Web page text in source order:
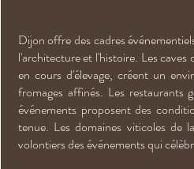
Dijon offre des cadres
l'architecture et l'histoire. Les
en cours d'élevage, créent un
fromages affinés. Les restaurants
événements proposent des
tenue. Les domaines viticoles de
volontiers des événements qui